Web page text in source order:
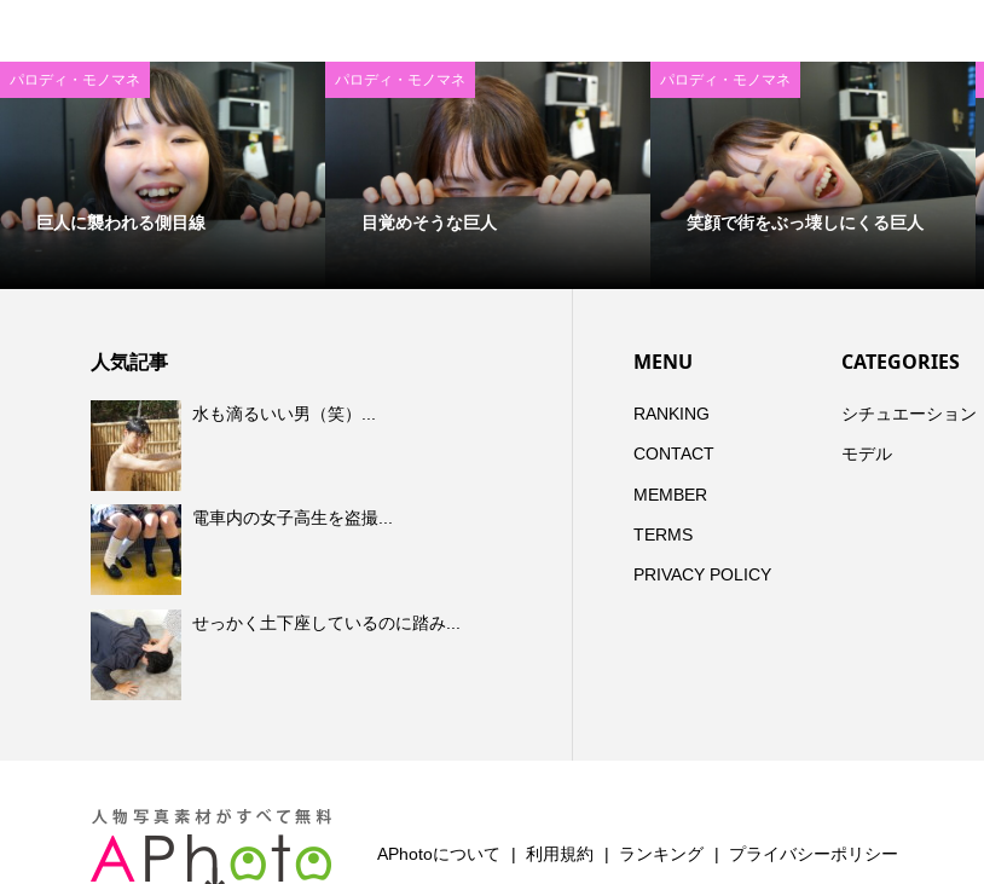
パロディ・モノマネ
巨人に襲われる側目線
パロディ・モノマネ
目覚めそうな巨人
パロディ・モノマネ
笑顔で街をぶっ壊しにくる巨人
人気記事
水も滴るいい男（笑）...
電車内の女子高生を盗撮...
せっかく土下座しているのに踏み...
MENU
RANKING
CONTACT
MEMBER
TERMS
PRIVACY POLICY
CATEGORIES
シチュエーション
モデル
APhotoについて 利用規約 ランキング プライバシーポリシー